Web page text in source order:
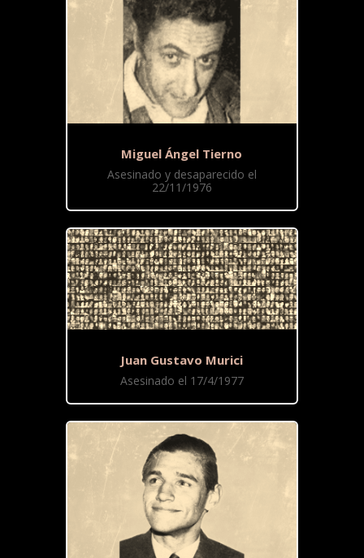
Miguel Ángel Tierno
Asesinado y desaparecido el
22/11/1976
Juan Gustavo Murici
Asesinado el 17/4/1977